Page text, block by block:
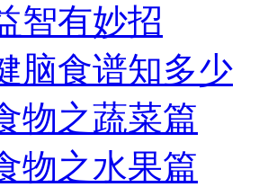
智有妙招
脑食谱知多少
物之蔬菜篇
物之水果篇